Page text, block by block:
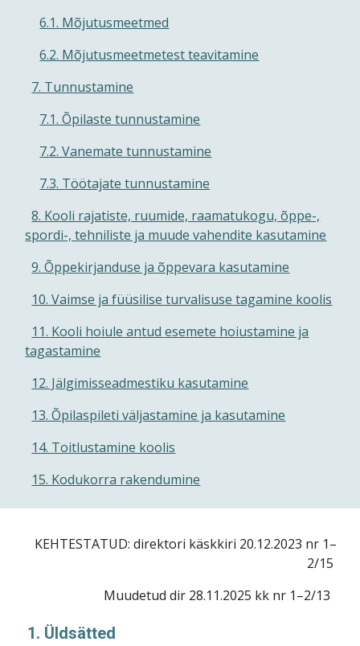
6.1. Mõjutusmeetmed
6.2. Mõjutusmeetmetest teavitamine
7. Tunnustamine
7.1. Õpilaste tunnustamine
7.2. Vanemate tunnustamine
7.3. Töötajate tunnustamine
8. Kooli rajatiste, ruumide, raamatukogu, õppe-,
spordi-, tehniliste ja muude vahendite kasutamine
9. Õppekirjanduse ja õppevara kasutamine
10. Vaimse ja füüsilise turvalisuse tagamine koolis
11. Kooli hoiule antud esemete hoiustamine ja
tagastamine
12. Jälgimisseadmestiku kasutamine
13. Õpilaspileti väljastamine ja kasutamine
14. Toitlustamine koolis
15. Kodukorra rakendumine
KEHTESTATUD: direktori käskkiri 20.12.2023 nr 1–
2/15
Muudetud dir 28.11.2025 kk nr 1–2/13
1. Üldsätted